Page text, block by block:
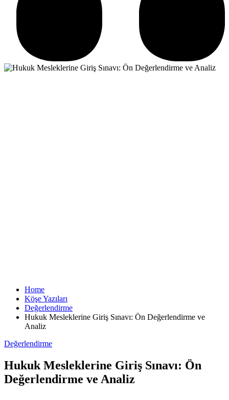
Home
Köşe Yazıları
Değerlendirme
Hukuk Mesleklerine Giriş Sınavı: Ön Değerlendirme ve
Analiz
Değerlendirme
Hukuk Mesleklerine Giriş Sınavı: Ön
Değerlendirme ve Analiz